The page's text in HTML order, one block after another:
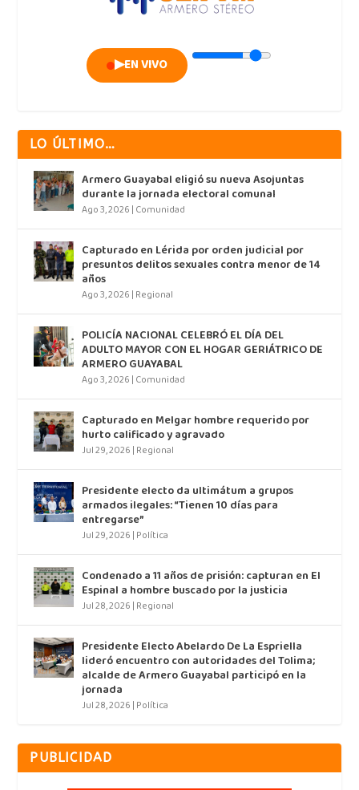
▶EN VIVO
LO ÚLTIMO…
Armero Guayabal eligió su nueva Asojuntas
durante la jornada electoral comunal
Ago 3, 2026 | Comunidad
Capturado en Lérida por orden judicial por
presuntos delitos sexuales contra menor de 14
años
Ago 3, 2026 | Regional
POLICÍA NACIONAL CELEBRÓ EL DÍA DEL
ADULTO MAYOR CON EL HOGAR GERIÁTRICO DE
ARMERO GUAYABAL
Ago 3, 2026 | Comunidad
Capturado en Melgar hombre requerido por
hurto calificado y agravado
Jul 29, 2026 | Regional
Presidente electo da ultimátum a grupos
armados ilegales: “Tienen 10 días para
entregarse”
Jul 29, 2026 | Política
Condenado a 11 años de prisión: capturan en El
Espinal a hombre buscado por la justicia
Jul 28, 2026 | Regional
Presidente Electo Abelardo De La Espriella
lideró encuentro con autoridades del Tolima;
alcalde de Armero Guayabal participó en la
jornada
Jul 28, 2026 | Política
PUBLICIDAD